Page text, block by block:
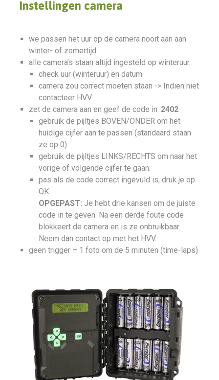
Instellingen camera
we passen het uur op de camera nooit aan aan
winter- of zomertijd.
alle camera’s staan altijd ingesteld op winteruur.
check uur (winteruur) en datum
camera zou correct moeten staan -> Indien niet
contacteer HVV
zet de camera aan en geef de code in: 2402
gebruik de pijltjes BOVEN/ONDER om het
huidige cijfer aan te passen (standaard staan
ze op 0)
gebruik de pijltjes LINKS/RECHTS om naar het
vorige of volgende cijfer te gaan.
pas als de code correct ingevuld is, druk je op
OK.
OPGEPAST: Je hebt drie kansen om de juiste
code in te geven. Na een derde foute code
blokkeert de camera en is ze onbruikbaar.
Neem dan contact op met het HVV.
geen trigger – 1 foto om de 5 minuten (time-laps)